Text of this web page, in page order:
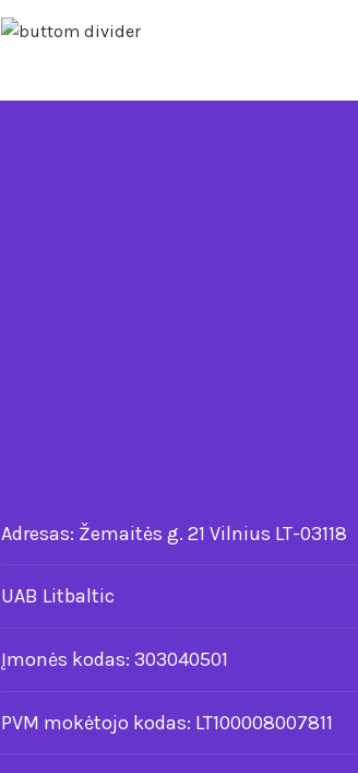
Adresas: Žemaitės g. 21 Vilnius LT-03118
UAB Litbaltic
Įmonės kodas: 303040501
PVM mokėtojo kodas: LT100008007811